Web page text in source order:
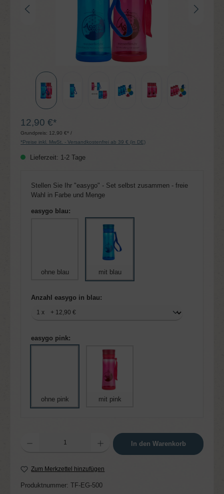
12,90 €*
Grundpreis: 12,90 €* /
*Preise inkl. MwSt. - Versandkostenfrei ab 39 € (in DE)
Lieferzeit: 1-2 Tage
Stellen Sie Ihr "easygo" - Set selbst zusammen - freie
Wahl in Farbe und Menge
easygo blau:
ohne blau mit blau
Anzahl easygo in blau:
easygo pink:
ohne pink mit pink
Produkt Anzahl: Gib den gewünschten Wert ein oder benutze die Schaltflächen um
In den Warenkorb
Zum Merkzettel hinzufügen
Produktnummer: TF-EG-500